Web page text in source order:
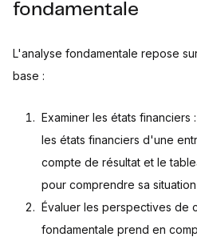
fondamentale
L'analyse fondamentale repose
base :
Examiner les états financiers
les états financiers d'une
compte de résultat et le
pour comprendre sa
Évaluer les perspectives de
fondamentale prend en